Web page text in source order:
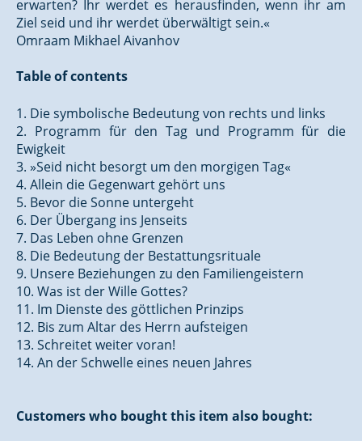
erwarten? Ihr werdet es herausfinden, wenn ihr am
Ziel seid und ihr werdet überwältigt sein.«
Omraam Mikhael Aivanhov
Table of contents
1. Die symbolische Bedeutung von rechts und links
2. Programm für den Tag und Programm für die
Ewigkeit
3. »Seid nicht besorgt um den morgigen Tag«
4. Allein die Gegenwart gehört uns
5. Bevor die Sonne untergeht
6. Der Übergang ins Jenseits
7. Das Leben ohne Grenzen
8. Die Bedeutung der Bestattungsrituale
9. Unsere Beziehungen zu den Familiengeistern
10. Was ist der Wille Gottes?
11. Im Dienste des göttlichen Prinzips
12. Bis zum Altar des Herrn aufsteigen
13. Schreitet weiter voran!
14. An der Schwelle eines neuen Jahres
Customers who bought this item also bought: